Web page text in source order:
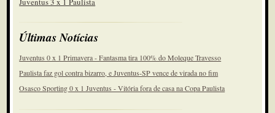
Últimas Notícias
Juventus 0 x 1 Primavera - Fantasma tira 100% do Moleque Travesso
Paulista faz gol contra bizarro, e Juventus-SP vence de virada no fim
Osasco Sporting 0 x 1 Juventus - Vitória fora de casa na Copa Paulista